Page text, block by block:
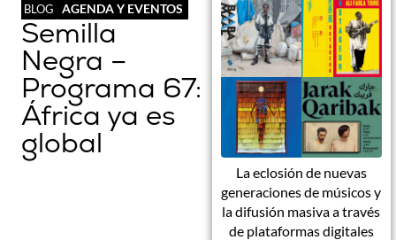
BLOG AGENDA Y EVENTOS
Semilla
Negra –
Programa 67:
África ya es
global
La eclosión de nuevas
generaciones de músicos y
la difusión masiva a través
de plataformas digitales